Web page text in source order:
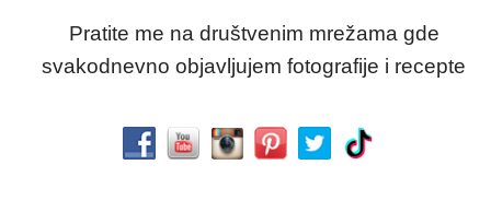
Pratite me na društvenim mrežama gde
svakodnevno objavljujem fotografije i recepte